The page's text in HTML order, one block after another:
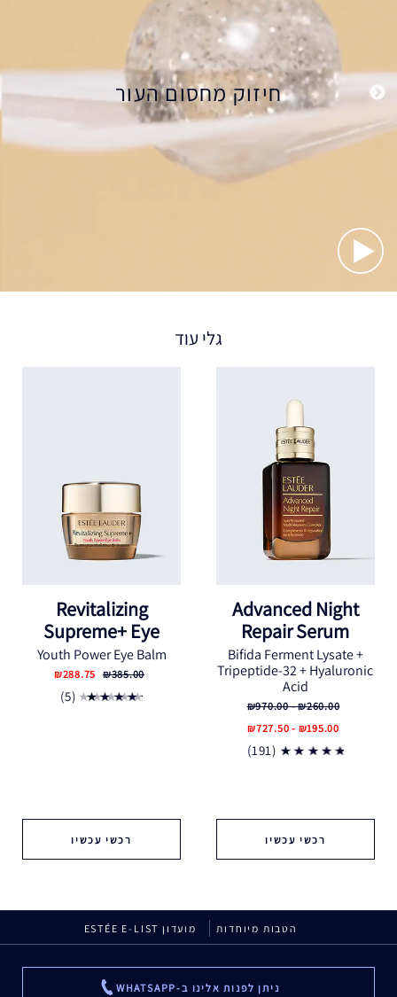
אינו מעורר פצעונים. אינו סותם את הנקבוביות (לא-אקנג'ניק)
מתאים לאזור הצוואר
חיזוק מחסום העור
גלי עוד
Advanced Night
Repair Serum
Bifida Ferment Lysate +
Tripeptide-32 + Hyaluronic
Acid
₪260.00 - ₪970.00
₪195.00 - ₪727.50
(191)
רכשי עכשיו
Revitalizing
Supreme+ Eye
Youth Power Eye Balm
₪385.00
₪288.75
(5)
רכשי עכשיו
הטבות מיוחדות מועדון ESTÉE E-LIST
ניתן לפנות אלינו ב-WHATSAPP ...